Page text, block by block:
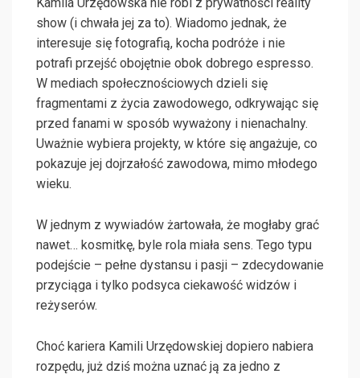
show (i chwała jej za to). Wiadomo jednak, że
interesuje się fotografią, kocha podróże i nie
potrafi przejść obojętnie obok dobrego espresso.
W mediach społecznościowych dzieli się
fragmentami z życia zawodowego, odkrywając się
przed fanami w sposób wyważony i nienachalny.
Uważnie wybiera projekty, w które się angażuje, co
pokazuje jej dojrzałość zawodowa, mimo młodego
wieku.
W jednym z wywiadów żartowała, że mogłaby grać
nawet… kosmitkę, byle rola miała sens. Tego typu
podejście – pełne dystansu i pasji – zdecydowanie
przyciąga i tylko podsyca ciekawość widzów i
reżyserów.
Choć kariera Kamili Urzędowskiej dopiero nabiera
rozpędu, już dziś można uznać ją za jedno z